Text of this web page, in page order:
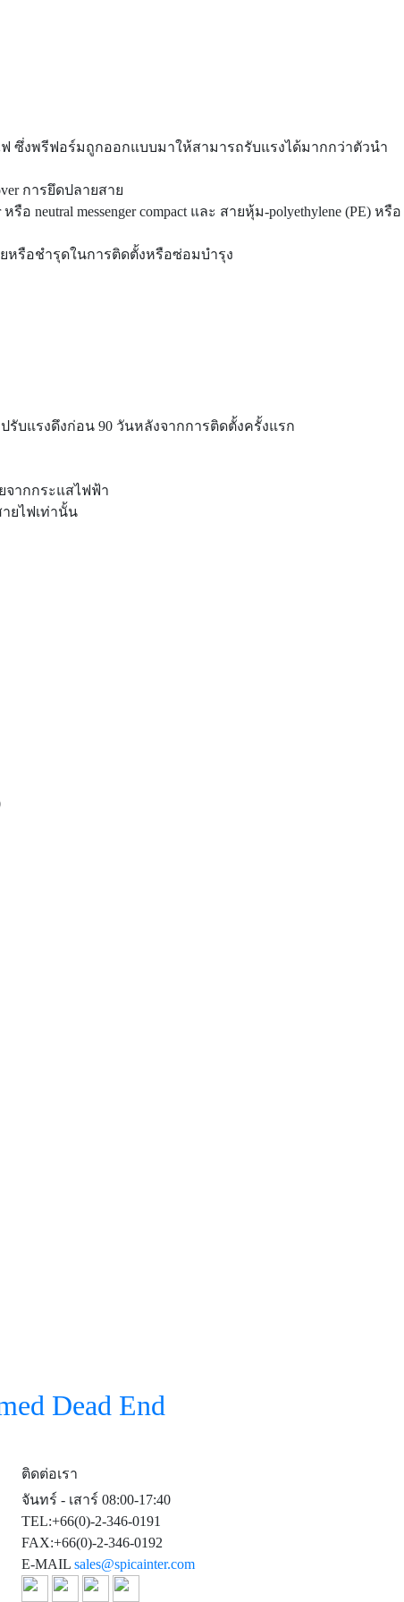
ซึ่งพรีฟอร์มถูกออกแบบมาให้สามารถรับแรงได้มากกว่าตัวนำ
การยึดปลายสาย
neutral messenger compact และ สายหุ้ม-polyethylene (PE) หรือ
รือชำรุดในการติดตั้งหรือซ่อมบำรุง
บแรงดึงก่อน 90 วันหลังจากการติดตั้งครั้งแรก
จากกระแสไฟฟ้า
ยไฟเท่านั้น
Dead End
ติดต่อเรา
จันทร์ - เสาร์ 08:00-17:40
TEL:+66(0)-2-346-0191
FAX:+66(0)-2-346-0192
E-MAIL sales@spicainter.com